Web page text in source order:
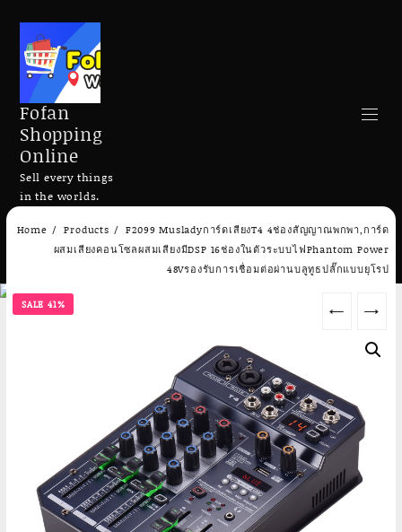
Skip
Fofan
Shopping
Online
Sell every things
in the worlds.
Search
Home Products
F2099 Musladyการ์ดเสียงT4 4ช่องสัญญาณพกพา,การ์ด
ผสมเสียงคอนโซลผสมเสียงมีDSP 16ช่องในตัวระบบไฟPhantom Power
48Vรองรับการเชื่อมต่อผ่านบลูทูธปลั๊กแบบยุโรป
SALE 41% ← →
Add to cart